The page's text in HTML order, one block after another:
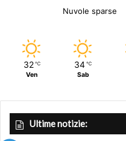
Nuvole sparse
32 ℃
Ven
34 ℃
Sab
Ultime notizie: